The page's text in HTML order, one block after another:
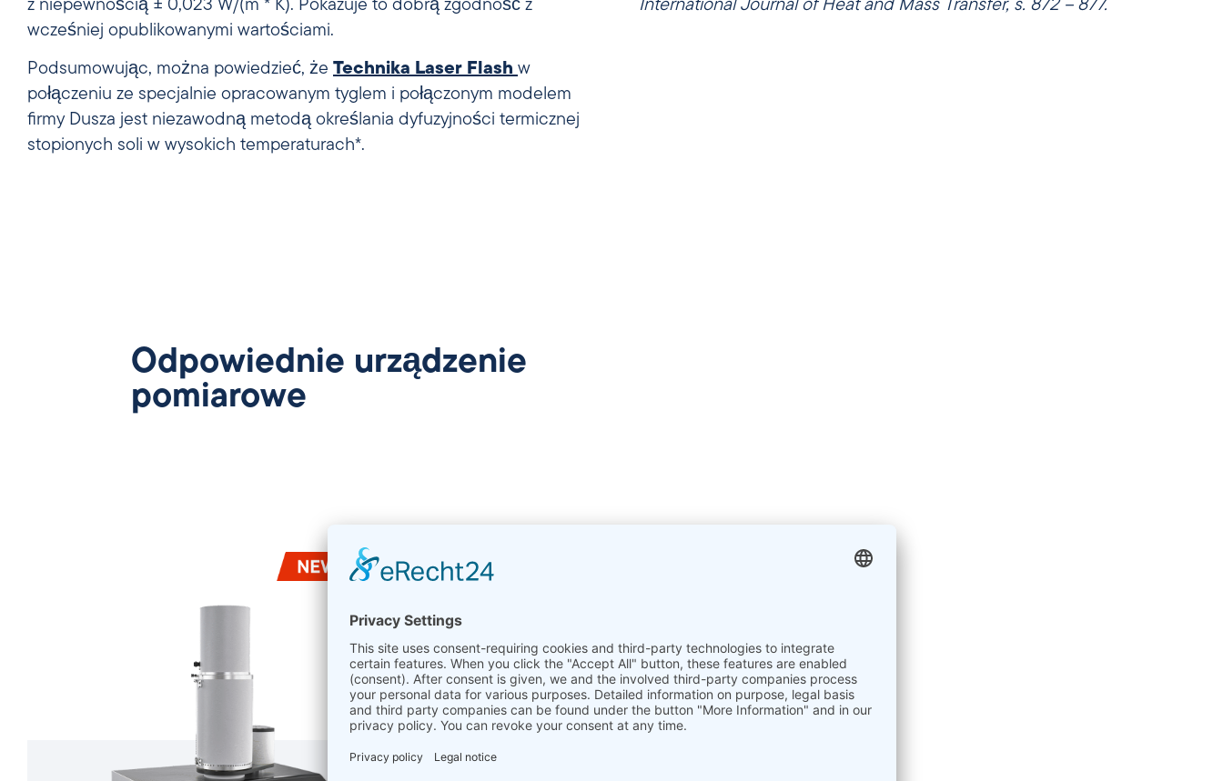
z niepewnością ± 0,023 W/(m * K). Pokazuje to dobrą zgodność z
wcześniej opublikowanymi wartościami.
Podsumowując, można powiedzieć, że Technika Laser Flash w
połączeniu ze specjalnie opracowanym tyglem i połączonym modelem
firmy Dusza jest niezawodną metodą określania dyfuzyjności termicznej
stopionych soli w wysokich temperaturach*.
International Journal of Heat and Mass Transfer, s. 872 – 877.
Odpowiednie urządzenie
pomiarowe